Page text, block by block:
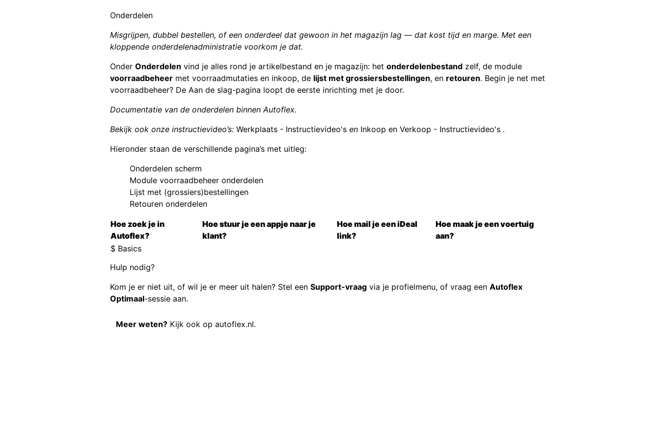
Onderdelen
Misgrijpen, dubbel bestellen, of een onderdeel dat gewoon in het magazijn lag — dat kost tijd en marge. Met een
kloppende onderdelenadministratie voorkom je dat.
Onder Onderdelen vind je alles rond je artikelbestand en je magazijn: het onderdelenbestand zelf, de module
voorraadbeheer met voorraadmutaties en inkoop, de lijst met grossiersbestellingen, en retouren. Begin je net met
voorraadbeheer? De Aan de slag-pagina loopt de eerste inrichting met je door.
Documentatie van de onderdelen binnen Autoflex.
Bekijk ook onze instructievideo’s: Werkplaats - Instructievideo's en Inkoop en Verkoop - Instructievideo's .
Hieronder staan de verschillende pagina’s met uitleg:
Onderdelen scherm
Module voorraadbeheer onderdelen
Lijst met (grossiers)bestellingen
Retouren onderdelen
Hoe zoek je in
Autoflex?
Hoe stuur je een appje naar je
klant?
Hoe mail je een iDeal
link?
Hoe maak je een voertuig
aan?
$ Basics
Hulp nodig?
Kom je er niet uit, of wil je er meer uit halen? Stel een Support-vraag via je profielmenu, of vraag een Autoflex
Optimaal-sessie aan.
Meer weten? Kijk ook op autoflex.nl.